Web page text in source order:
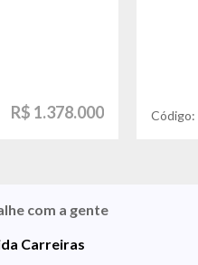
R$ 1.378.000 Código:
com a gente
Carreiras